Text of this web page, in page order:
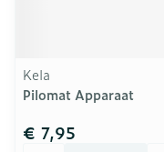
Kela
Pilomat Apparaat
€ 7,95